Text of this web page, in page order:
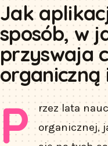
Jak
sposób, w
przyswaja
organiczną
P
rzez lata
organicznej,